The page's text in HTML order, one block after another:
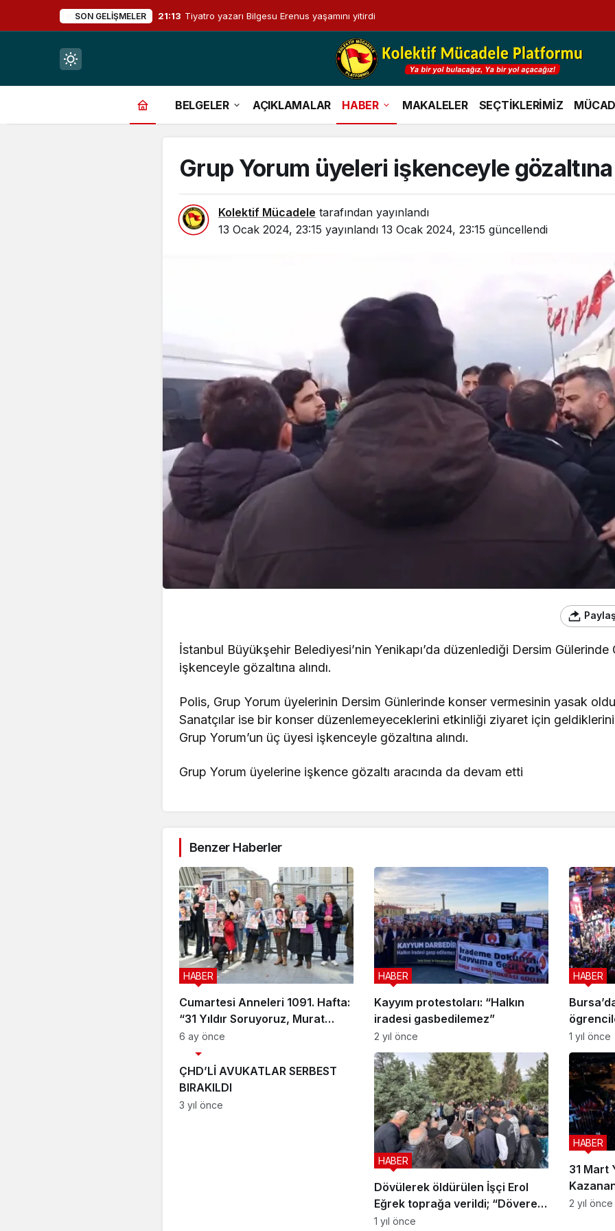
SON GELIŞMELER 21:13 Tiyatro yazarı Bilgesu Erenus yaşamını yitirdi
Mod
BELGELER AÇIKLAMALAR HABER MAKALELER SEÇTİKLERİMİZ
Grup Yorum üyeleri işkenceyle gözaltına
Kolektif Mücadele tarafından yayınlandı
13 Ocak 2024, 23:15 yayınlandı 13 Ocak 2024, 23:15 güncellendi
İstanbul Büyükşehir Belediyesi’nin Yenikapı’da düzenlediği Dersim Gülerinde
işkenceyle gözaltına alındı.
Polis, Grup Yorum üyelerinin Dersim Günlerinde konser vermesinin yasak
Sanatçılar ise bir konser düzenlemeyeceklerini etkinliği ziyaret için
Grup Yorum’un üç üyesi işkenceyle gözaltına alındı.
Grup Yorum üyelerine işkence gözaltı aracında da devam etti
Benzer Haberler
Cumartesi Anneleri 1091. Hafta:
“31 Yıldır Soruyoruz, Murat
Yıldız Nerede?”
HABER
6 ay önce
Kayyım protestoları: “Halkın
iradesi gasbedilemez”
HABER
2 yıl önce
HABER
1 yıl önce
ÇHD’Lİ AVUKATLAR SERBEST
BIRAKILDI
HABER
3 yıl önce
Dövülerek öldürülen İşçi Erol
Eğrek toprağa verildi; “Döverek
öldürmüşler… Adalet istiyoruz”
HABER
1 yıl önce
31 Mart
HABER
2 yıl önce